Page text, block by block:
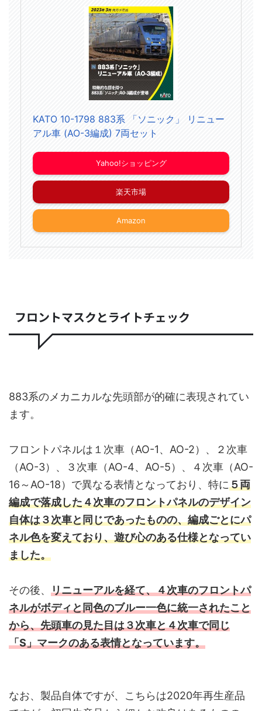
KATO 10-1798 883系 「ソニック」 リニュー
アル車 (AO-3編成) 7両セット
Yahoo!ショッピング
楽天市場
Amazon
フロントマスクとライトチェック
883系のメカニカルな先頭部が的確に表現されてい
ます。
フロントパネルは１次車（AO-1、AO-2）、２次車
（AO-3）、３次車（AO-4、AO-5）、４次車（AO-
16～AO-18）で異なる表情となっており、特に５両
編成で落成した４次車のフロントパネルのデザイン
自体は３次車と同じであったものの、編成ごとにパ
ネル色を変えており、遊び心のある仕様となってい
ました。
その後、 リニューアルを経て、４次車のフロントパ
ネルがボディと同色のブルー一色に統一されたこと
から、先頭車の見た目は３次車と４次車で同じ
「S」マークのある表情となっています。
なお、製品自体ですが、こちらは2020年再生産品